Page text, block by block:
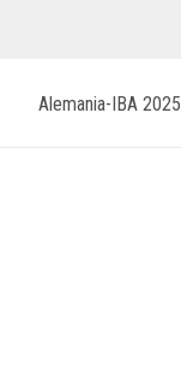
Alemania-IBA 2025